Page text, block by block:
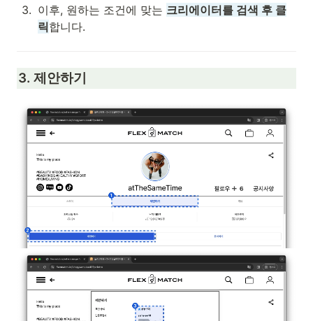
3. 이후, 원하는 조건에 맞는 크리에이터를 검색 후 클
릭합니다.
3. 제안하기